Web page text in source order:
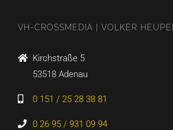
VH-CROSSMEDIA | VOLKER HEUPEL
Kirchstraße 5
53518 Adenau
0 151 / 25 28 38 81
0 26 95 / 931 09 94